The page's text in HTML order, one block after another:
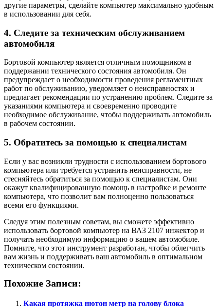
другие параметры, сделайте компьютер максимально удобным
в использовании для себя.
4. Следите за техническим обслуживанием
автомобиля
Бортовой компьютер является отличным помощником в
поддержании технического состояния автомобиля. Он
предупреждает о необходимости проведения регламентных
работ по обслуживанию, уведомляет о неисправностях и
предлагает рекомендации по устранению проблем. Следите за
указаниями компьютера и своевременно проводите
необходимое обслуживание, чтобы поддерживать автомобиль
в рабочем состоянии.
5. Обратитесь за помощью к специалистам
Если у вас возникли трудности с использованием бортового
компьютера или требуется устранить неисправности, не
стесняйтесь обратиться за помощью к специалистам. Они
окажут квалифицированную помощь в настройке и ремонте
компьютера, что позволит вам полноценно пользоваться
всеми его функциями.
Следуя этим полезным советам, вы сможете эффективно
использовать бортовой компьютер на ВАЗ 2107 инжектор и
получать необходимую информацию о вашем автомобиле.
Помните, что этот инструмент разработан, чтобы облегчить
вам жизнь и поддерживать ваш автомобиль в оптимальном
техническом состоянии.
Похожие Записи:
Какая протяжка нютон метр на голову блока